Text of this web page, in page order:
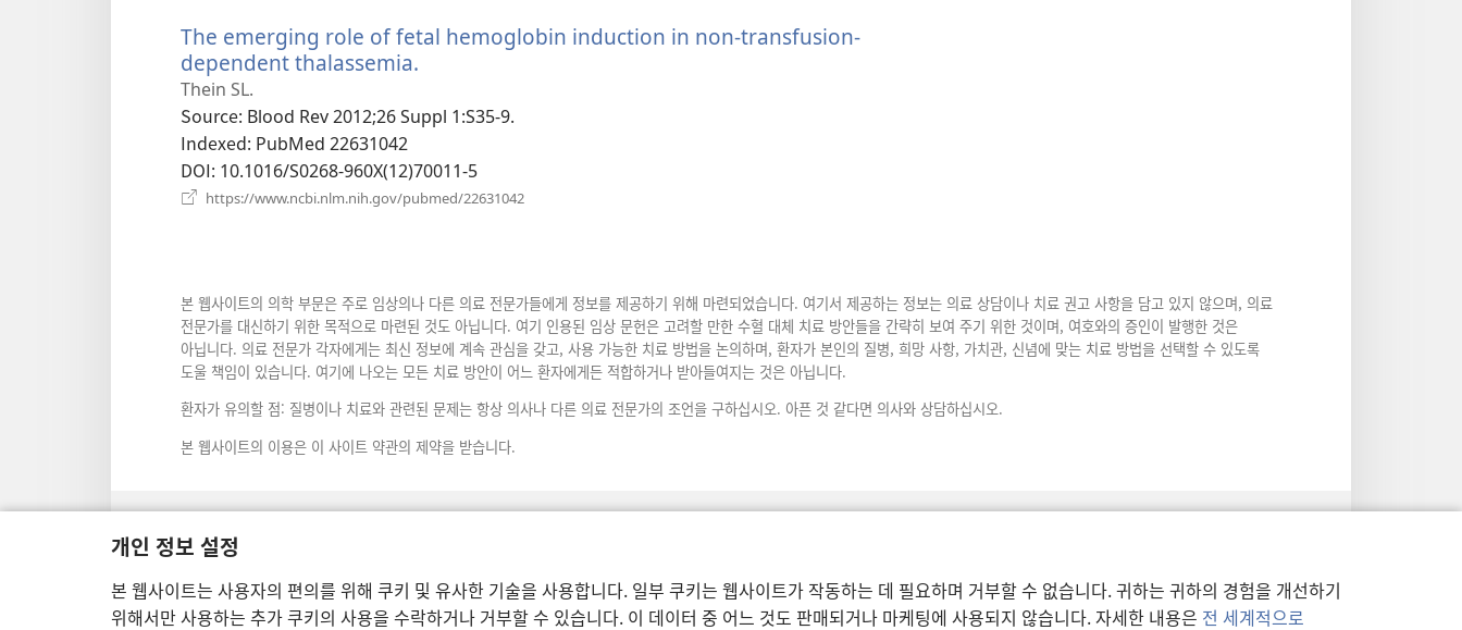
개인 정보 설정
본 웹사이트는 사용자의 편의를 위해 쿠키 및 유사한 기술을 사용합니다. 일부 쿠키는 웹사이트가 작동하는 데 필요하며 거부할 수 없습니다. 귀하는 귀하의 경험을 개선하기
위해서만 사용하는 추가 쿠키의 사용을 수락하거나 거부할 수 있습니다. 이 데이터 중 어느 것도 판매되거나 마케팅에 사용되지 않습니다. 자세한 내용은 전 세계적으로
창
The emerging role of fetal hemoglobin induction in non-transfusion-
dependent thalassemia.
운
열
기)
Thein SL.
Source‎: Blood Rev 2012;26 Suppl 1:S35-9.
Indexed‎: PubMed 22631042
DOI‎: 10.1016/S0268-960X(12)70011-5
https://www.ncbi.nlm.nih.gov/pubmed/22631042
기)
본 웹사이트의 의학 부문은 주로 임상의나 다른 의료 전문가들에게 정보를 제공하기 위해 마련되었습니다. 여기서 제공하는 정보는 의료 상담이나 치료 권고 사항을 담고 있지 않으며, 의료
전문가를 대신하기 위한 목적으로 마련된 것도 아닙니다. 여기 인용된 임상 문헌은 고려할 만한 수혈 대체 치료 방안들을 간략히 보여 주기 위한 것이며, 여호와의 증인이 발행한 것은
아닙니다. 의료 전문가 각자에게는 최신 정보에 계속 관심을 갖고, 사용 가능한 치료 방법을 논의하며, 환자가 본인의 질병, 희망 사항, 가치관, 신념에 맞는 치료 방법을 선택할 수 있도록
도울 책임이 있습니다. 여기에 나오는 모든 치료 방안이 어느 환자에게든 적합하거나 받아들여지는 것은 아닙니다.
환자가 유의할 점: 질병이나 치료와 관련된 문제는 항상 의사나 다른 의료 전문가의 조언을 구하십시오. 아픈 것 같다면 의사와 상담하십시오.
본 웹사이트의 이용은 이 사이트 약관의 제약을 받습니다.
보기 설정